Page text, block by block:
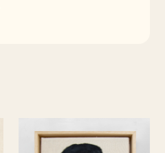
No items found.